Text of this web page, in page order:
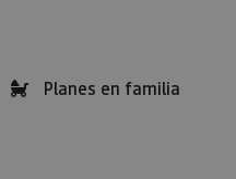
Planes en familia